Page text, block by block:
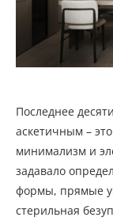
Последнее
аскетичным –
минимализм и
задавало
формы, прямые
стерильная